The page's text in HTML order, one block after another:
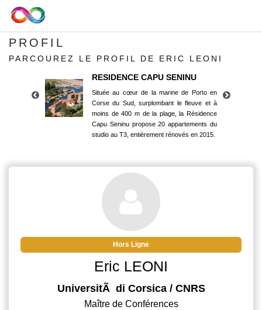
PROFIL
PARCOUREZ LE PROFIL DE ERIC LEONI
RESIDENCE CAPU SENINU
Située au cœur de la marine de Porto en
Corse du Sud, surplombant le fleuve et à
moins de 400 m de la plage, la Résidence
Capu Seninu propose 20 appartements du
studio au T3, entièrement rénovés en 2015.
Corse du Sud, surplombant le fleuve et à
moins de 400 m de la plage, la Résidence
Capu Seninu propose 20 appartements du
studio au T3, entièrement rénovés en 2015.
Hors Ligne
Eric LEONI
UniversitÃ di Corsica / CNRS
Maître de Conférences